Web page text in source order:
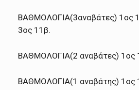
ΒΑΘΜΟΛΟΓΙΑ(3αναβάτες) 1ος
3ος 11β.
ΒΑΘΜΟΛΟΓΙΑ(2 αναβάτες) 1ος
ΒΑΘΜΟΛΟΓΙΑ(1 αναβάτης) 1ος